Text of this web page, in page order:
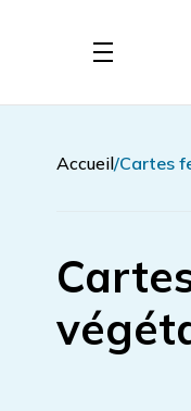
Accueil Cartes